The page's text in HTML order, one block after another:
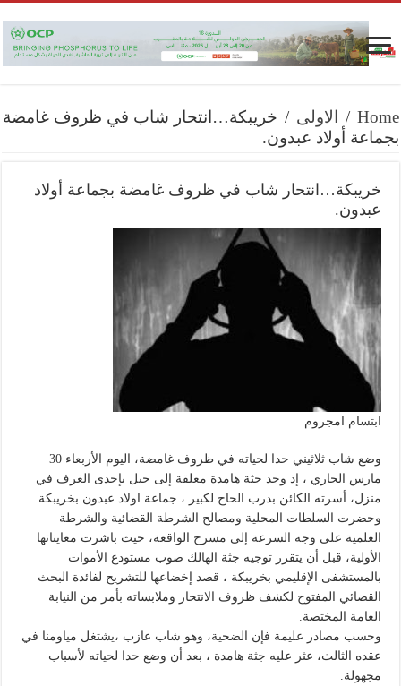
Home
/ الاولى / خريبكة…انتحار شاب في ظروف غامضة
بجماعة أولاد عبدون.
خريبكة…انتحار شاب في ظروف غامضة بجماعة أولاد
عبدون.
ابتسام امجروم
وضع شاب ثلاثيني حدا لحياته في ظروف غامضة، اليوم الأربعاء 30
مارس الجاري ، إذ وجد جثة هامدة معلقة إلى حبل بإحدى الغرف في
منزل، أسرته الكائن بدرب الحاج لكبير ، جماعة اولاد عبدون بخريبكة .
وحضرت السلطات المحلية ومصالح الشرطة القضائية والشرطة
العلمية على وجه السرعة إلى مسرح الواقعة، حيث باشرت معايناتها
الأولية، قبل أن يتقرر توجيه جثة الهالك صوب مستودع الأموات
بالمستشفى الإقليمي بخريبكة ، قصد إخضاعها للتشريح لفائدة البحث
القضائي المفتوح لكشف ظروف الانتحار وملابساته بأمر من النيابة
العامة المختصة.
وحسب مصادر عليمة فإن الضحية، وهو شاب عازب ،يشتغل مياومنا في
عقده الثالث، عثر عليه جثة هامدة ، بعد أن وضع حدا لحياته لأسباب
مجهولة.